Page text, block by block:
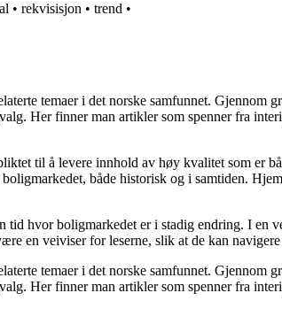
• rekvisisjon • trend •
temaer i det norske samfunnet.
Her finner man artikler som spenner fra
til å levere innhold av høy kvalitet som
både historisk og i samtiden.
hvor boligmarkedet er i stadig endring. I en
en veiviser for leserne, slik at de kan
temaer i det norske samfunnet.
Her finner man artikler som spenner fra